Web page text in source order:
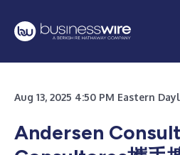
Aug 13, 2025 4:50 PM Eastern
Andersen